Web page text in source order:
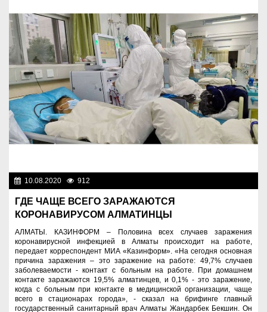
10.08.2020 912
ГДЕ ЧАЩЕ ВСЕГО ЗАРАЖАЮТСЯ
КОРОНАВИРУСОМ АЛМАТИНЦЫ
АЛМАТЫ. КАЗИНФОРМ – Половина всех случаев заражения
коронавирусной инфекцией в Алматы происходит на работе,
передает корреспондент МИА «Казинформ». «На сегодня основная
причина заражения – это заражение на работе: 49,7% случаев
заболеваемости - контакт с больным на работе. При домашнем
контакте заражаются 19,5% алматинцев, и 0,1% - это заражение,
когда с больным при контакте в медицинской организации, чаще
всего в стационарах города», - сказал на брифинге главный
государственный санитарный врач Алматы Жандарбек Бекшин. Он